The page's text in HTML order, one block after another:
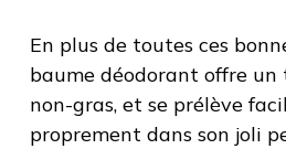
En plus de toutes ces
baume déodorant offre un
non-gras, et se prélève
proprement dans son joli